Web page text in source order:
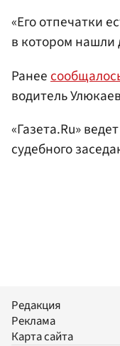
«Его отпечатки
в котором нашли
Ранее
водитель
«Газета.Ru» ведет
судебного
Редакция
Реклама
Карта сайта